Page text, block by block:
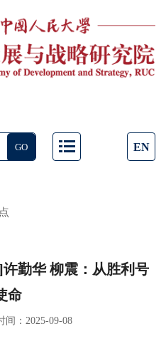
EN
勤华 柳震：从胜利号
命
间：2025-09-08